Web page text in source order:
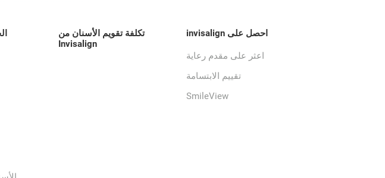
تكلفة تقويم الأسنان من
Invisalign
احصل على invisalign
اعثر على مقدم رعاية
تقييم الابتسامة
SmileView